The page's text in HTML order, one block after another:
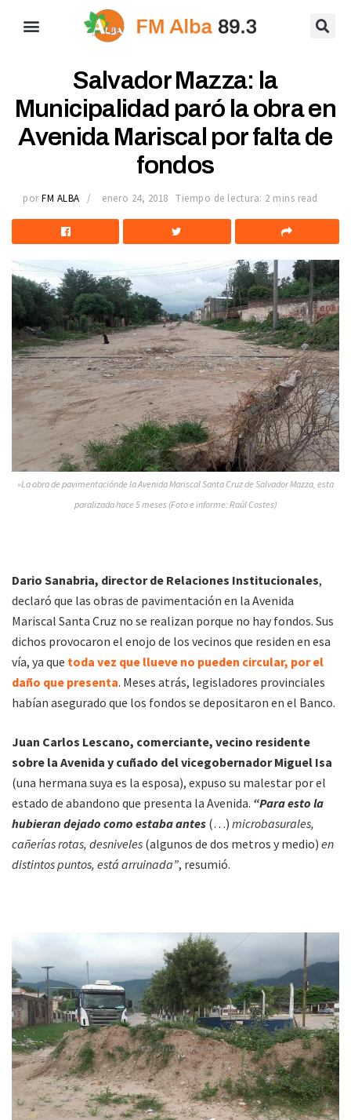
Salvador Mazza: la
Municipalidad paró la obra en
Avenida Mariscal por falta de
fondos
por FM ALBA enero 24, 2018 Tiempo de lectura: 2 mins read
»La obra de pavimentaciónde la Avenida Mariscal Santa Cruz de Salvador Mazza, esta
paralizada hace 5 meses (Foto e informe: Raúl Costes)
Dario Sanabria, director de Relaciones Institucionales,
declaró que las obras de pavimentación en la Avenida
Mariscal Santa Cruz no se realizan porque no hay fondos. Sus
dichos provocaron el enojo de los vecinos que residen en esa
vía, ya que toda vez que llueve no pueden circular, por el
daño que presenta. Meses atrás, legisladores provinciales
habían asegurado que los fondos se depositaron en el Banco.
Juan Carlos Lescano, comerciante, vecino residente
sobre la Avenida y cuñado del vicegobernador Miguel Isa
(una hermana suya es la esposa), expuso su malestar por el
estado de abandono que presenta la Avenida. “Para esto la
hubieran dejado como estaba antes (…) microbasurales,
cañerías rotas, desniveles (algunos de dos metros y medio) en
distintos puntos, está arruinada”, resumió.